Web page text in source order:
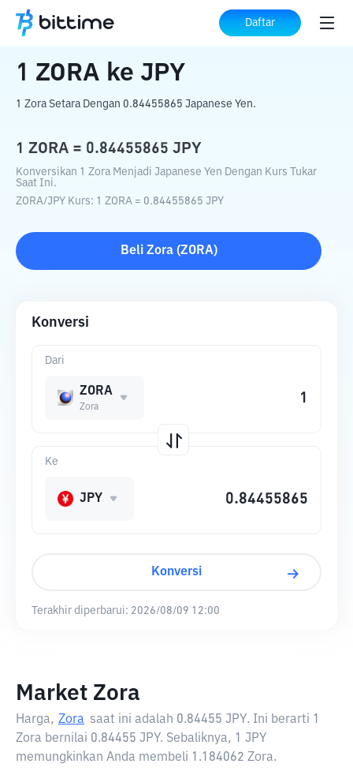
Daftar
Beranda Konverter Kripto JPY
1 ZORA ke JPY
1 Zora Setara Dengan 0.84455865 Japanese Yen.
1 ZORA = 0.84455865 JPY
Konversikan 1 Zora Menjadi Japanese Yen Dengan Kurs Tukar
Saat Ini.
ZORA/JPY Kurs: 1 ZORA = 0.84455865 JPY
Beli Zora(ZORA)
Konversi
Dari
ZORA
Zora
Ke
JPY
Konversi
Terakhir diperbarui: 2026/08/09 12:00
Market Zora
Harga, Zora saat ini adalah 0.84455 JPY. Ini berarti 1
Zora bernilai 0.84455 JPY. Sebaliknya, 1 JPY
memungkinkan Anda membeli 1.184062 Zora.